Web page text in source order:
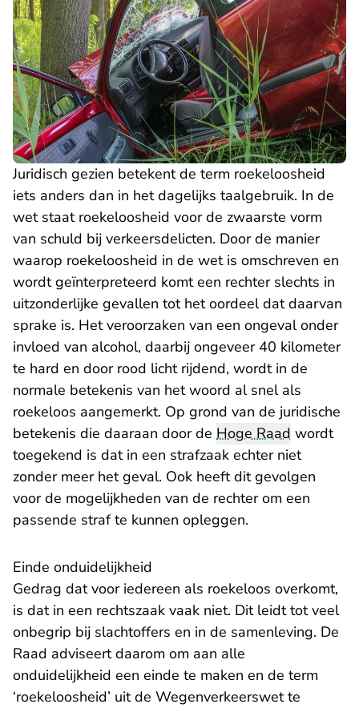
Juridisch gezien betekent de term roekeloosheid
iets anders dan in het dagelijks taalgebruik. In de
wet staat roekeloosheid voor de zwaarste vorm
van schuld bij verkeersdelicten. Door de manier
waarop roekeloosheid in de wet is omschreven en
wordt geïnterpreteerd komt een rechter slechts in
uitzonderlijke gevallen tot het oordeel dat daarvan
sprake is. Het veroorzaken van een ongeval onder
invloed van alcohol, daarbij ongeveer 40 kilometer
te hard en door rood licht rijdend, wordt in de
normale betekenis van het woord al snel als
roekeloos aangemerkt. Op grond van de juridische
betekenis die daaraan door de Hoge Raad wordt
toegekend is dat in een strafzaak echter niet
zonder meer het geval. Ook heeft dit gevolgen
voor de mogelijkheden van de rechter om een
passende straf te kunnen opleggen.
Einde onduidelijkheid
Gedrag dat voor iedereen als roekeloos overkomt,
is dat in een rechtszaak vaak niet. Dit leidt tot veel
onbegrip bij slachtoffers en in de samenleving. De
Raad adviseert daarom om aan alle
onduidelijkheid een einde te maken en de term
‘roekeloosheid’ uit de Wegenverkeerswet te